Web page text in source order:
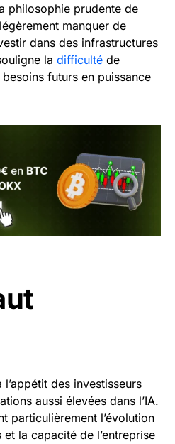
philosophie prudente de
manquer de
dans des infrastructures
la difficulté de
futurs en puissance
l’appétit des investisseurs
aussi élevées dans l’IA.
particulièrement l’évolution
la capacité de l’entreprise